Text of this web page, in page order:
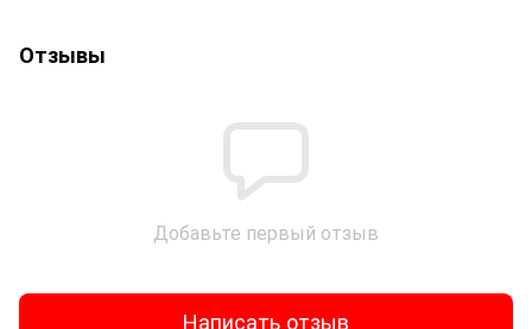
Отзывы
Добавьте первый отзыв
Написать отзыв